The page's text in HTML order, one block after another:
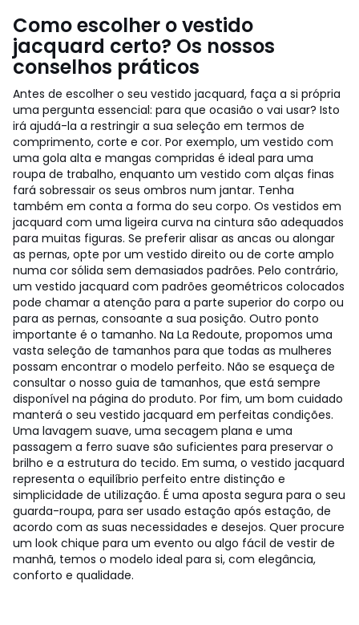
Como escolher o vestido
jacquard certo? Os nossos
conselhos práticos
Antes de escolher o seu vestido jacquard, faça a si própria
uma pergunta essencial: para que ocasião o vai usar? Isto
irá ajudá-la a restringir a sua seleção em termos de
comprimento, corte e cor. Por exemplo, um vestido com
uma gola alta e mangas compridas é ideal para uma
roupa de trabalho, enquanto um vestido com alças finas
fará sobressair os seus ombros num jantar. Tenha
também em conta a forma do seu corpo. Os vestidos em
jacquard com uma ligeira curva na cintura são adequados
para muitas figuras. Se preferir alisar as ancas ou alongar
as pernas, opte por um vestido direito ou de corte amplo
numa cor sólida sem demasiados padrões. Pelo contrário,
um vestido jacquard com padrões geométricos colocados
pode chamar a atenção para a parte superior do corpo ou
para as pernas, consoante a sua posição. Outro ponto
importante é o tamanho. Na La Redoute, propomos uma
vasta seleção de tamanhos para que todas as mulheres
possam encontrar o modelo perfeito. Não se esqueça de
consultar o nosso guia de tamanhos, que está sempre
disponível na página do produto. Por fim, um bom cuidado
manterá o seu vestido jacquard em perfeitas condições.
Uma lavagem suave, uma secagem plana e uma
passagem a ferro suave são suficientes para preservar o
brilho e a estrutura do tecido. Em suma, o vestido jacquard
representa o equilíbrio perfeito entre distinção e
simplicidade de utilização. É uma aposta segura para o seu
guarda-roupa, para ser usado estação após estação, de
acordo com as suas necessidades e desejos. Quer procure
um look chique para um evento ou algo fácil de vestir de
manhã, temos o modelo ideal para si, com elegância,
conforto e qualidade.